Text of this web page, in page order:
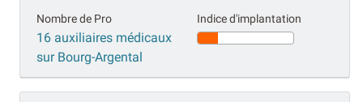
Nombre de Pro
16 auxiliaires médicaux
sur Bourg-Argental
Indice d'implantation